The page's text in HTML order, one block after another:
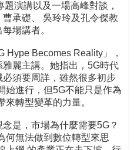
演講以及一場高峰對談，
承礎、 吳玲玲及孔令傑教
場講者。
Hype Becomes Reality」，
麗主講。她指出，5G時代
須要周詳，雖然很多初步
始進行，但5G不能只是作為
轉型變革的力量。
是，市場為什麼需要5G？
何無法做到數位轉型來思